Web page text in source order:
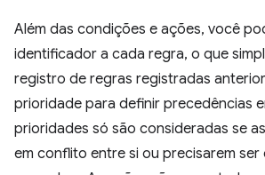
Além das condições e ações, você
identificador a cada regra, o que
registro de regras registradas
prioridade para definir precedências
prioridades só são consideradas se
em conflito entre si ou precisarem ser